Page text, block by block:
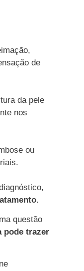
de
da pele
nos
ou
.
questão
pode trazer